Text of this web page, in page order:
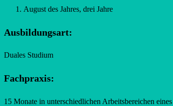
August des Jahres, drei Jahre
Ausbildungsart:
Duales Studium
Fachpraxis:
15 Monate in unterschiedlichen Arbeitsbereichen